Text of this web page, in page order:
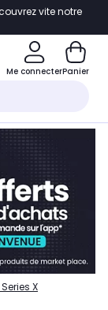
vite notre
Me connecterPanier
X